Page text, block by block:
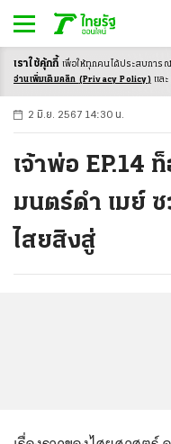
-ก ก ก+
2 มิ.ย. 2567 14:30 น.
เจ้าพ่อ EP.14
มนตร์ดำ เมย์
ไสยสิงสู่
เราใช้คุ้กกี้ เพื่อให้ทุกคนได้ประสบการ
อ่านเพิ่มเติมคลิก (Privacy Policy) และ